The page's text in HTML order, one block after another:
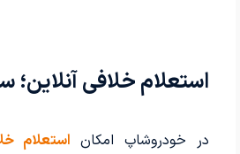
استعلام خلافی آنلاین؛
در خودروشاپ امکان استعلام